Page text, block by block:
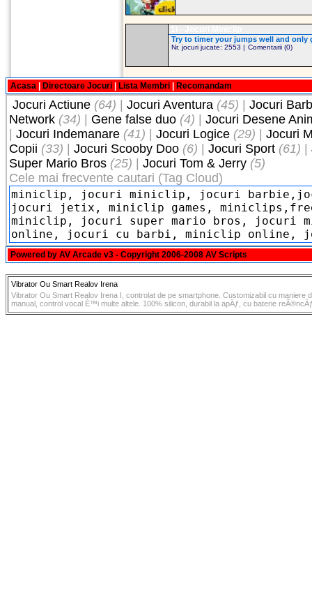
Try to timer your jumps well and only
Nr. jocuri jucate: 2553 | Comentarii (0)
Acasa Directoare Jocuri Lista Membri Recomandam
Jocuri Actiune (64) Jocuri Aventura (45)
Jocuri
Network (34) Gene false duo (4)
Jocuri Desene
Jocuri Indemanare (41) Jocuri Logice (29)
Jocuri
Copii (33) Jocuri Scooby Doo (6) Jocuri Sport (61)
Super Mario Bros (25) Jocuri Tom & Jerry (5)
Cele mai frecvente cautari (Tag Cloud)
Powered by AV Arcade v3 - Copyright 2006-2008 AV Scripts
Vibrator Ou Smart Realov Irena
Vibrator Ou Smart Realov Irena I, controlat de pe smartphone. Customizabil cu maniere
manual, control vocal È™i multe altele. 100% silicon, durabil la apÄƒ, cu baterie